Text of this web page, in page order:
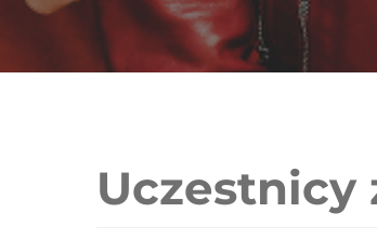
Uczestnicy